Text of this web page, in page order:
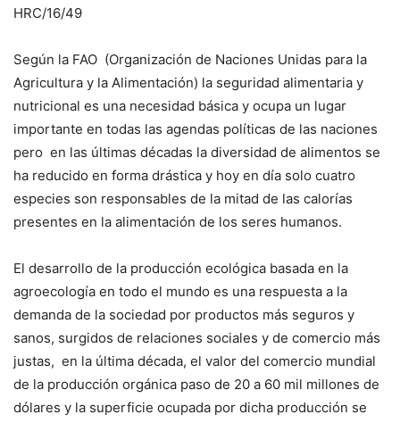
HRC/16/49
Según la FAO (Organización de Naciones Unidas para la
Agricultura y la Alimentación) la seguridad alimentaria y
nutricional es una necesidad básica y ocupa un lugar
importante en todas las agendas políticas de las naciones
pero en las últimas décadas la diversidad de alimentos se
ha reducido en forma drástica y hoy en día solo cuatro
especies son responsables de la mitad de las calorías
presentes en la alimentación de los seres humanos.
El desarrollo de la producción ecológica basada en la
agroecología en todo el mundo es una respuesta a la
demanda de la sociedad por productos más seguros y
sanos, surgidos de relaciones sociales y de comercio más
justas, en la última década, el valor del comercio mundial
de la producción orgánica paso de 20 a 60 mil millones de
dólares y la superficie ocupada por dicha producción se